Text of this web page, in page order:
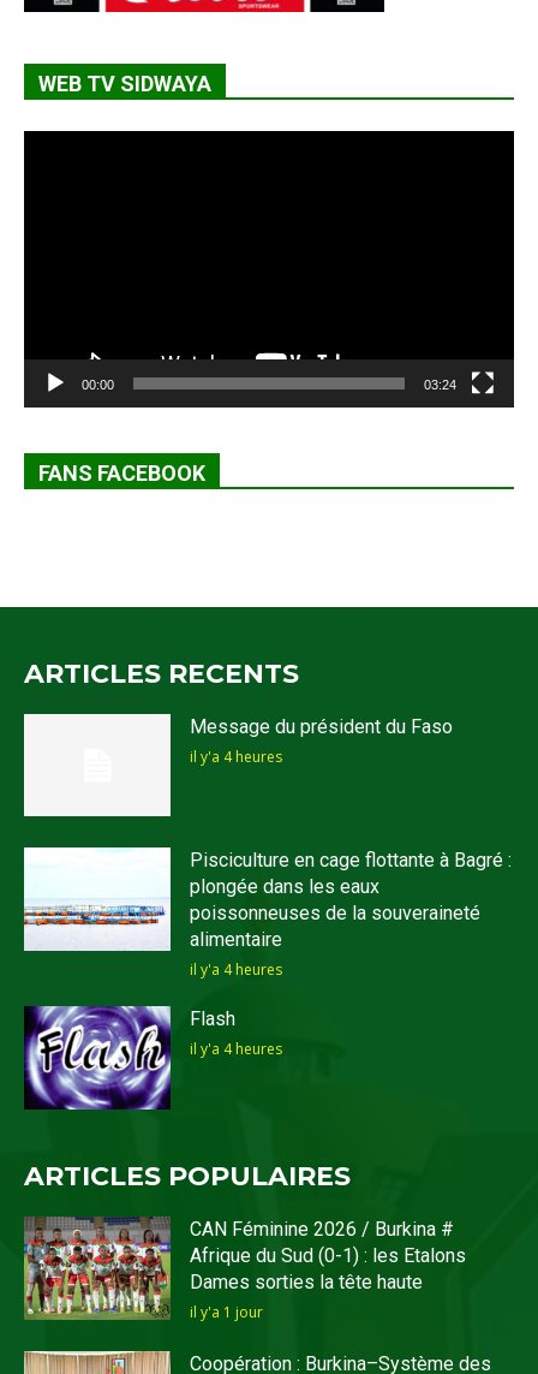
WEB TV SIDWAYA
00:00 03:24
FANS FACEBOOK
ARTICLES RECENTS
Message du président du Faso
il y'a 4 heures
Pisciculture en cage flottante à Bagré :
plongée dans les eaux
poissonneuses de la souveraineté
alimentaire
il y'a 4 heures
Flash
il y'a 4 heures
ARTICLES POPULAIRES
CAN Féminine 2026 / Burkina #
Afrique du Sud (0-1) : les Etalons
Dames sorties la tête haute
il y'a 1 jour
Coopération : Burkina–Système des